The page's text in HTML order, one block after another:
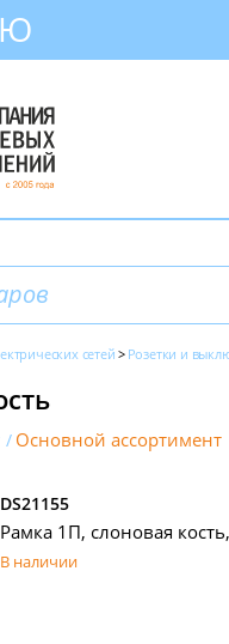
сетей Розетки и
Основной ассортимент
DS21155
Рамка 1П, слоновая
В наличии